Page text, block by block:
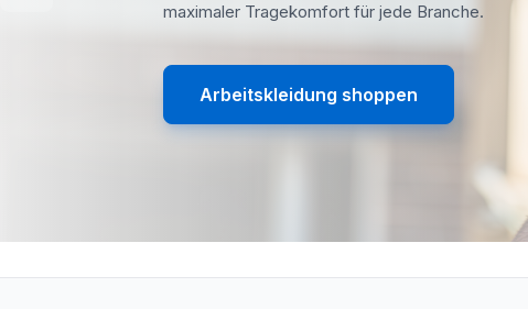
maximaler Tragekomfort für jede Branche.
Arbeitskleidung shoppen
Arbeitskleidung |